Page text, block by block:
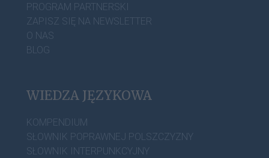
PROGRAM PARTNERSKI
ZAPISZ SIĘ NA NEWSLETTER
O NAS
BLOG
WIEDZA JĘZYKOWA
KOMPENDIUM
SŁOWNIK POPRAWNEJ POLSZCZYZNY
SŁOWNIK INTERPUNKCYJNY